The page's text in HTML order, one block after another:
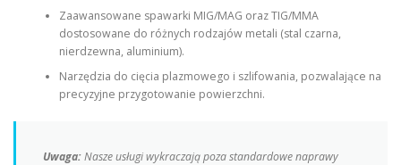
Zaawansowane spawarki MIG/MAG oraz TIG/MMA
dostosowane do różnych rodzajów metali (stal czarna,
nierdzewna, aluminium).
Narzędzia do cięcia plazmowego i szlifowania, pozwalające na
precyzyjne przygotowanie powierzchni.
Uwaga:Nasze usługi wykraczają poza standardowe naprawy